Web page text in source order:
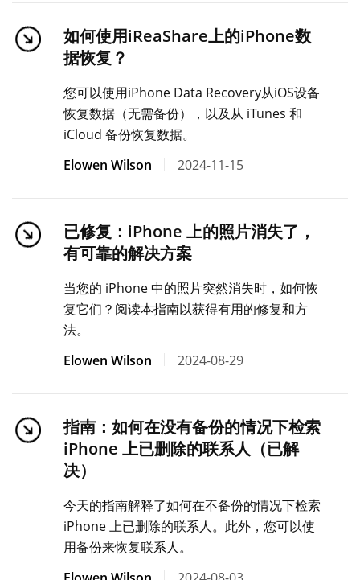
如何使用iReaShare上的iPhone数
据恢复？
您可以使用iPhone Data Recovery从iOS设备
恢复数据（无需备份），以及从 iTunes 和
iCloud 备份恢复数据。
Elowen Wilson
2024-11-15
已修复：iPhone 上的照片消失了，
有可靠的解决方案
当您的 iPhone 中的照片突然消失时，如何恢
复它们？阅读本指南以获得有用的修复和方
法。
Elowen Wilson
2024-08-29
指南：如何在没有备份的情况下检索
iPhone 上已删除的联系人（已解
决）
今天的指南解释了如何在不备份的情况下检索
iPhone 上已删除的联系人。此外，您可以使
用备份来恢复联系人。